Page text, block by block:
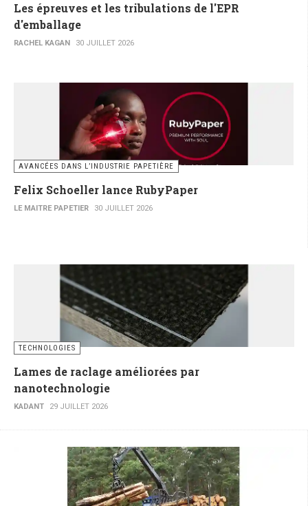
Les épreuves et les tribulations de l'EPR
d'emballage
RACHEL KAGAN 30 JUILLET 2026
AVANCÉES DANS L’INDUSTRIE PAPETIÈRE
Felix Schoeller lance RubyPaper
LE MAITRE PAPETIER 30 JUILLET 2026
TECHNOLOGIES
Lames de raclage améliorées par
nanotechnologie
KADANT 29 JUILLET 2026